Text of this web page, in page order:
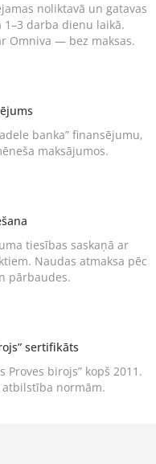
noliktavā un gatavas
1–3 darba dienu laikā.
Omniva — bez maksas.
banka” finansējumu,
maksājumos.
tiesības saskaņā ar
Naudas atmaksa pēc
pārbaudes.
sertifikāts
Proves birojs” kopš 2011.
normām.